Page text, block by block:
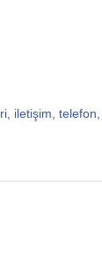
iletişim ,telefon